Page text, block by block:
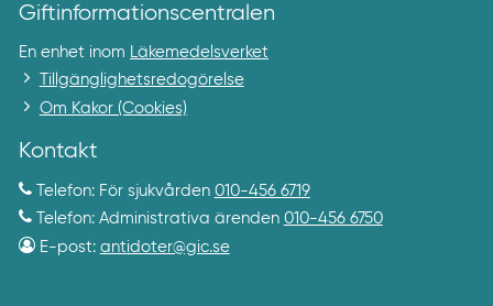
Giftinformationscentralen
En enhet inom
Läkemedelsverket
Tillgänglighetsredogörelse
Om Kakor (Cookies)
Kontakt
Telefon: För sjukvården 010-456 6719
Telefon: Administrativa ärenden 010-456 6750
E-post: antidoter@gic.se